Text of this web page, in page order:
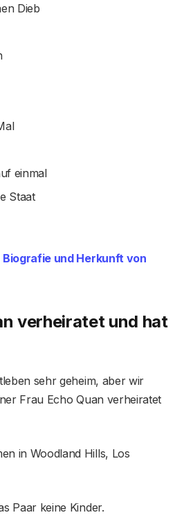
Dieb
einmal
Staat
und Herkunft von
verheiratet und hat
sehr geheim, aber wir
Frau Echo Quan verheiratet
in Woodland Hills, Los
Paar keine Kinder.